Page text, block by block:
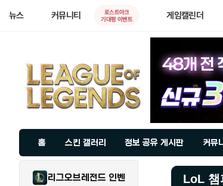
뉴스 커뮤니티
로스트아크
기대평 이벤트
게임캘린더
홈 스킨 갤러리 정보 공유 게시판 커뮤
리그오브레전드 인벤 LoL 챔